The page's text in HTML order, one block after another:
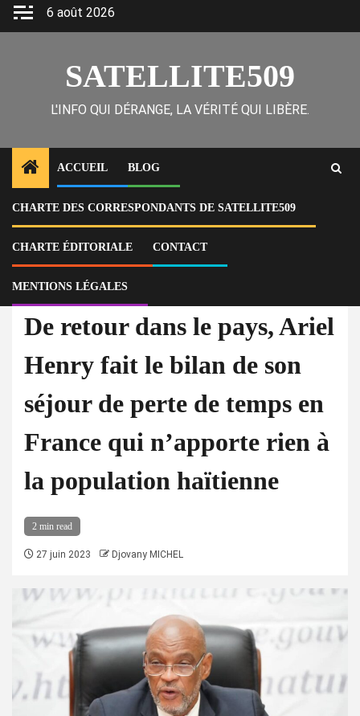
Skip
6 août 2026
SATELLITE509
L'INFO QUI DÉRANGE, LA VÉRITÉ QUI LIBÈRE.
ACCUEIL BLOG
CHARTE DES CORRESPONDANTS DE SATELLITE509
CHARTE ÉDITORIALE CONTACT
MENTIONS LÉGALES
Home
Actu
De retour dans le pays, Ariel Henry fait le bilan de son séjour de perte de
temps en France qui n’apporte rien à la population haïtienne
À la Une Actu
De retour dans le pays, Ariel
Henry fait le bilan de son
séjour de perte de temps en
France qui n’apporte rien à
la population haïtienne
2 min read
27 juin 2023 Djovany MICHEL